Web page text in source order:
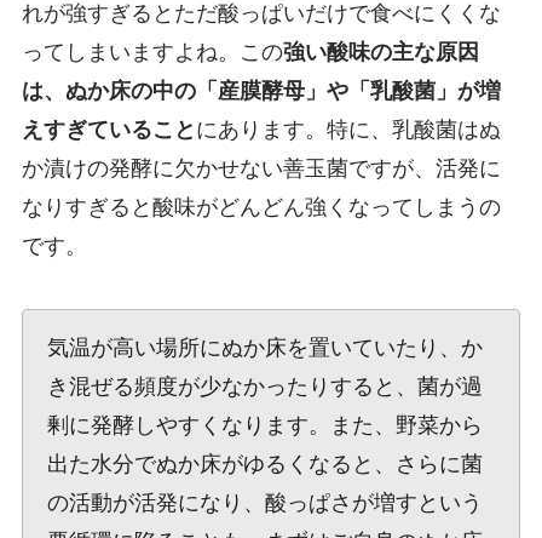
れが強すぎるとただ酸っぱいだけで食べにくくな
ってしまいますよね。この強い酸味の主な原因
は、ぬか床の中の「産膜酵母」や「乳酸菌」が増
えすぎていること にあります。特に、乳酸菌はぬ
か漬けの発酵に欠かせない善玉菌ですが、活発に
なりすぎると酸味がどんどん強くなってしまうの
です。
気温が高い場所にぬか床を置いていたり、か
き混ぜる頻度が少なかったりすると、菌が過
剰に発酵しやすくなります。また、野菜から
出た水分でぬか床がゆるくなると、さらに菌
の活動が活発になり、酸っぱさが増すという